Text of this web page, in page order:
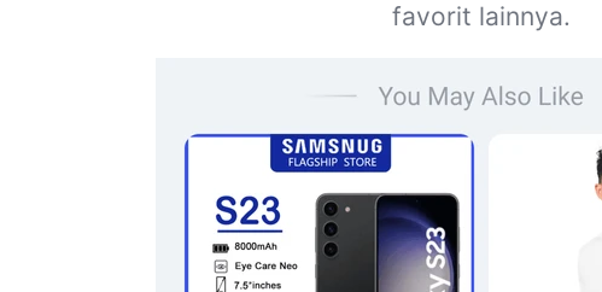
favorit lainnya.